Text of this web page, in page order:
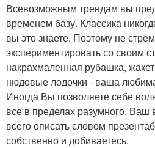
Всевозможным трендам вы
временем базу. Классика
вы это знаете. Поэтому не
экспериментировать со своим
накрахмаленная рубашка,
нюдовые лодочки - ваша
Иногда Вы позволяете себе
все в пределах разумного.
всего описать словом
собственно и добиваетесь.